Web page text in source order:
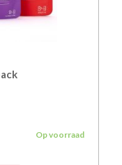
Op voorraad